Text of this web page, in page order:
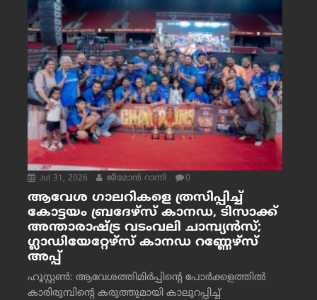
Jul 31, 2026 ജീമോന്‍ റാന്നി 0
ആവേശ ഗാലറികളെ ത്രസിപ്പിച്ച്
കോട്ടയം ബ്രദേഴ്‌സ് കാനഡ, ടിസാക്ക്
അന്താരാഷ്ട്ര വടംവലി ചാമ്പ്യന്‍സ്;
ഗ്ലാഡിയേറ്റേഴ്‌സ് കാനഡ റണ്ണേഴ്‌സ്
അപ്പ്
ഹൂസ്റ്റണ്‍: ആവേശത്തിമിര്‍പ്പിന്റെ പോര്‍ക്കളത്തില്‍
കാരിരുമ്പിന്റെ കരുത്തുമായി കാലുറപ്പിച്ച്